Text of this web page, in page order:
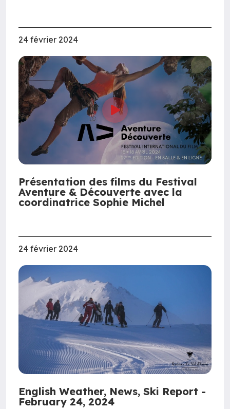
24 février 2024
Présentation des films du Festival
Aventure & Découverte avec la
coordinatrice Sophie Michel
24 février 2024
English Weather, News, Ski Report -
February 24, 2024